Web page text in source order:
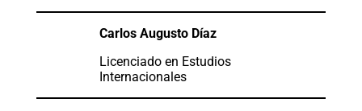
Carlos Augusto Díaz
Licenciado en Estudios
Internacionales